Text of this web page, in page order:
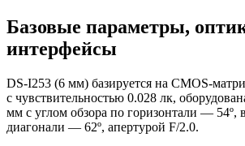
Базовые параметры,
интерфейсы
DS-I253 (6 мм) базируется на CMOS-
с чувствительностью 0.028 лк,
мм с углом обзора по горизонтали — 54º,
диагонали — 62º, апертурой F/2.0.